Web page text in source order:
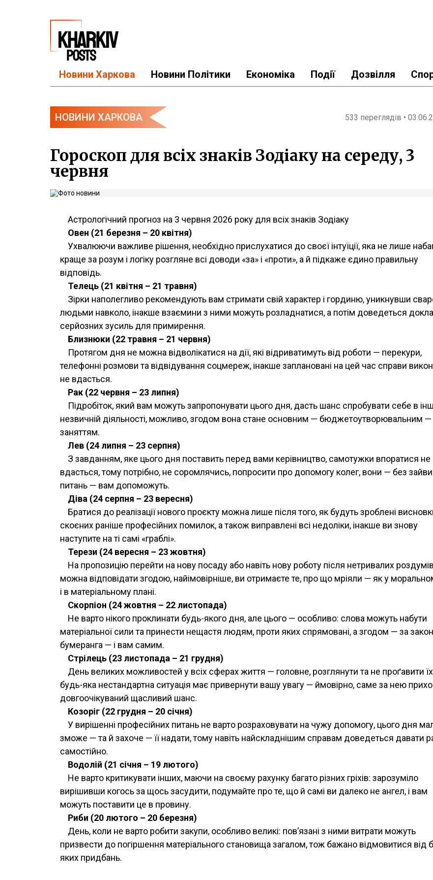
Новини Харкова Новини Політики Економіка Події Дозвілля
НОВИНИ ХАРКОВА 533 переглядів •
Гороскоп для всіх знаків Зодіаку на середу, 3
червня
Астрологічний прогноз на 3 червня 2026 року для всіх знаків Зодіаку
Овен (21 березня – 20 квітня)
Ухвалюючи важливе рішення, необхідно прислухатися до своєї інтуїції, яка не лише
краще за розум і логіку розгляне всі доводи «за» і «проти», а й підкаже єдино правильну
відповідь.
Телець (21 квітня – 21 травня)
Зірки наполегливо рекомендують вам стримати свій характер і гординю, уникнувши
людьми навколо, інакше взаємини з ними можуть розладнатися, а потім доведеться
серйозних зусиль для примирення.
Близнюки (22 травня – 21 червня)
Протягом дня не можна відволікатися на дії, які відриватимуть від роботи — перекури,
телефонні розмови та відвідування соцмереж, інакше заплановані на цей час справи
не вдасться.
Рак (22 червня – 23 липня)
Підробіток, який вам можуть запропонувати цього дня, дасть шанс спробувати себе в
незвичній діяльності, можливо, згодом вона стане основним — бюджетоутворювальним —
заняттям.
Лев (24 липня – 23 серпня)
З завданням, яке цього дня поставить перед вами керівництво, самотужки впоратися не
вдасться, тому потрібно, не соромлячись, попросити про допомогу колег, вони — без
питань — вам допоможуть.
Діва (24 серпня – 23 вересня)
Братися до реалізації нового проєкту можна лише після того, як будуть зроблені
скоєних раніше професійних помилок, а також виправлені всі недоліки, інакше ви знову
наступите на ті самі «граблі».
Терези (24 вересня – 23 жовтня)
На пропозицію перейти на нову посаду або навіть нову роботу після нетривалих роздумів
можна відповідати згодою, найімовірніше, ви отримаєте те, про що мріяли — як у
і в матеріальному плані.
Скорпіон (24 жовтня – 22 листопада)
Не варто нікого проклинати будь-якого дня, але цього — особливо: слова можуть набути
матеріальної сили та принести нещастя людям, проти яких спрямовані, а згодом — за
бумеранга — і вам самим.
Стрілець (23 листопада – 21 грудня)
День великих можливостей у всіх сферах життя — головне, розглянути та не проґавити
будь-яка нестандартна ситуація має привернути вашу увагу — ймовірно, саме за нею
довгоочікуваний щасливий шанс.
Козоріг (22 грудня – 20 січня)
У вирішенні професійних питань не варто розраховувати на чужу допомогу, цього дня
зможе — та й захоче — її надати, тому навіть найскладнішим справам доведеться давати
самостійно.
Водолій (21 січня – 19 лютого)
Не варто критикувати інших, маючи на своєму рахунку багато різних гріхів: зарозуміло
вирішивши когось за щось засудити, подумайте про те, що й самі ви далеко не ангел, і вам
можуть поставити це в провину.
Риби (20 лютого – 20 березня)
День, коли не варто робити закупи, особливо великі: пов’язані з ними витрати можуть
призвести до погіршення матеріального становища загалом, тож бажано відмовитися від
яких придбань.